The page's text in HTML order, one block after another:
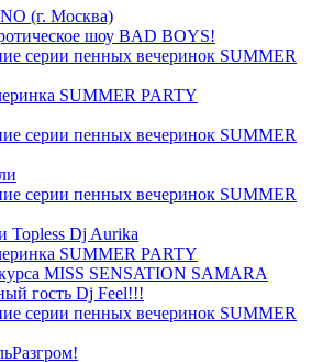
(г. Москва)
шоу BAD BOYS!
серии пенных вечеринок SUMMER
SUMMER PARTY
серии пенных вечеринок SUMMER
серии пенных вечеринок SUMMER
Topless Dj Aurika
SUMMER PARTY
MISS SENSATION SAMARA
гость Dj Feel!!!
серии пенных вечеринок SUMMER